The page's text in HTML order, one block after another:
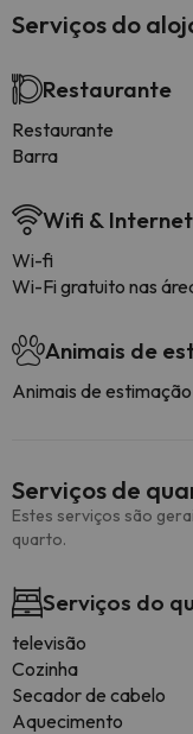
Serviços do
Restaurante
Restaurante
Barra
Wifi & Internet
Wi-fi
Wi-Fi gratuito nas
Animais de
Animais de
Serviços de
Estes serviços são
quarto.
Serviços do
televisão
Cozinha
Secador de cabelo
Aquecimento